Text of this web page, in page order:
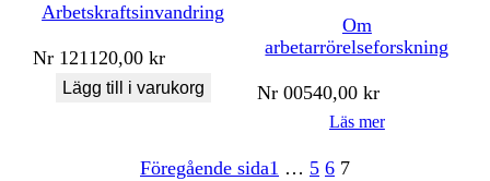
Arbetskraftsinvandring
Nr 121120,00kr
Lägg till i varukorg
Om
arbetarrörelseforskning
Nr 00540,00kr
Läs mer
Föregående sida1 … 5 6 7